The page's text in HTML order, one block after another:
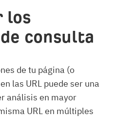
los
consulta
de tu página (o
las URL puede ser una
análisis en mayor
URL en múltiples